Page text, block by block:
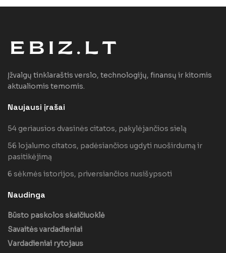
Įžvalgų tinklaraštis verslo, technologijų, finansų ir kitomis
aktualiomis temomis.
Naujausi įrašai
54 geriausios dvasinės citatos, pakylėjančios sielą
56 lojalumo citatos, padėsiančios ugdyti nuoširdumą ir
pasitikėjimą
6 sėkmės istorijos, priversiančios nusišypsoti
Naudinga
Būsto paskolos skaičiuoklė
Savaitės vardadieniai
Vardadieniai rytojaus